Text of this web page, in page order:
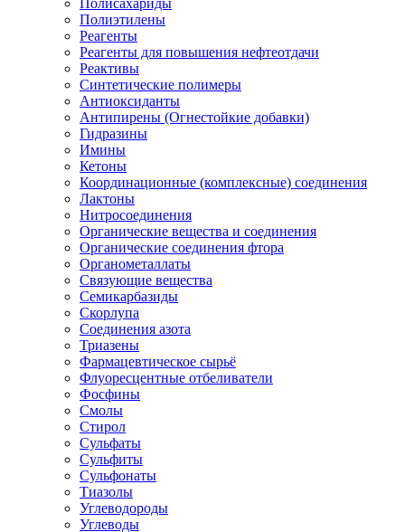
Полисахариды
Полиэтилены
Реагенты
Реагенты для повышения нефтеотдачи
Реактивы
Синтетические полимеры
Антиоксиданты
Антипирены (Огнестойкие добавки)
Гидразины
Имины
Кетоны
Координационные (комплексные) соединения
Лактоны
Нитросоединения
Органические вещества и соединения
Органические соединения фтора
Органометаллаты
Связующие вещества
Семикарбазиды
Скорлупа
Соединения азота
Триазены
Фармацевтическое сырьё
Флуоресцентные отбеливатели
Фосфины
Смолы
Стирол
Сульфаты
Сульфиты
Сульфонаты
Тиазолы
Углеводороды
Углеводы